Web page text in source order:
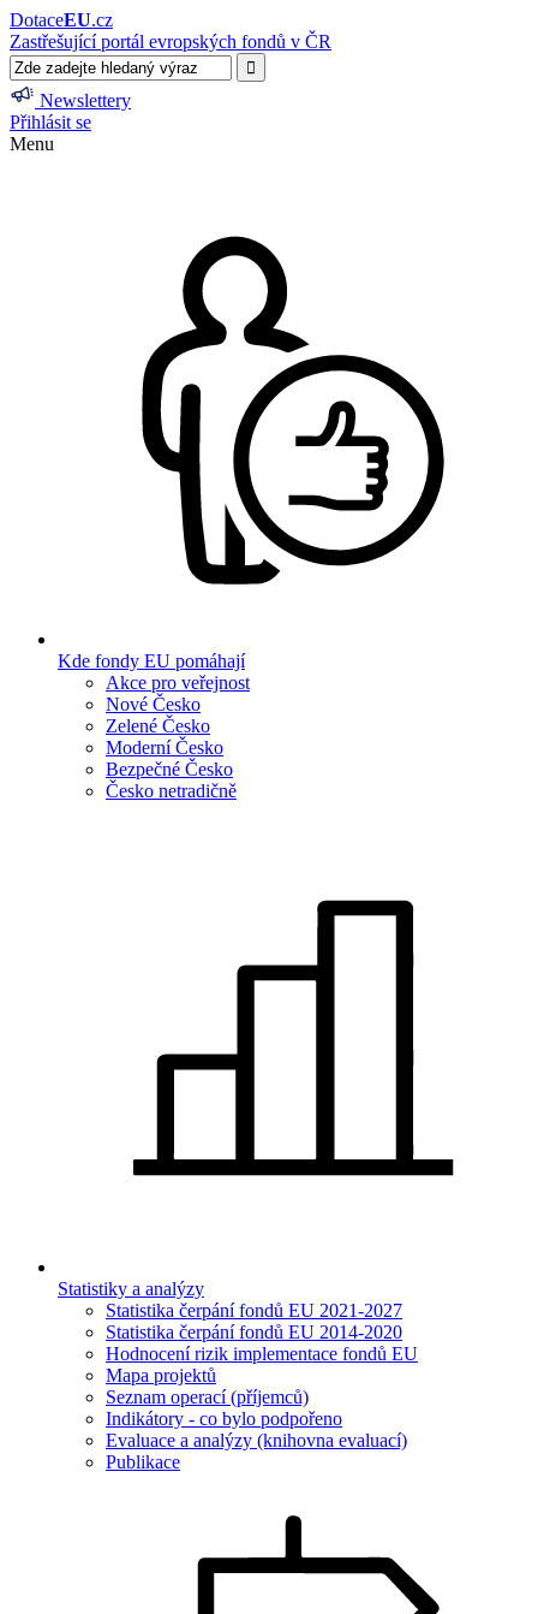
DotaceEU.cz
Zastřešující portál evropských fondů v ČR
Newslettery
Přihlásit se
Menu
Kde fondy EU pomáhají
Akce pro veřejnost
Nové Česko
Zelené Česko
Moderní Česko
Bezpečné Česko
Česko netradičně
Statistiky a analýzy
Statistika čerpání fondů EU 2021-2027
Statistika čerpání fondů EU 2014-2020
Hodnocení rizik implementace fondů EU
Mapa projektů
Seznam operací (příjemců)
Indikátory - co bylo podpořeno
Evaluace a analýzy (knihovna evaluací)
Publikace